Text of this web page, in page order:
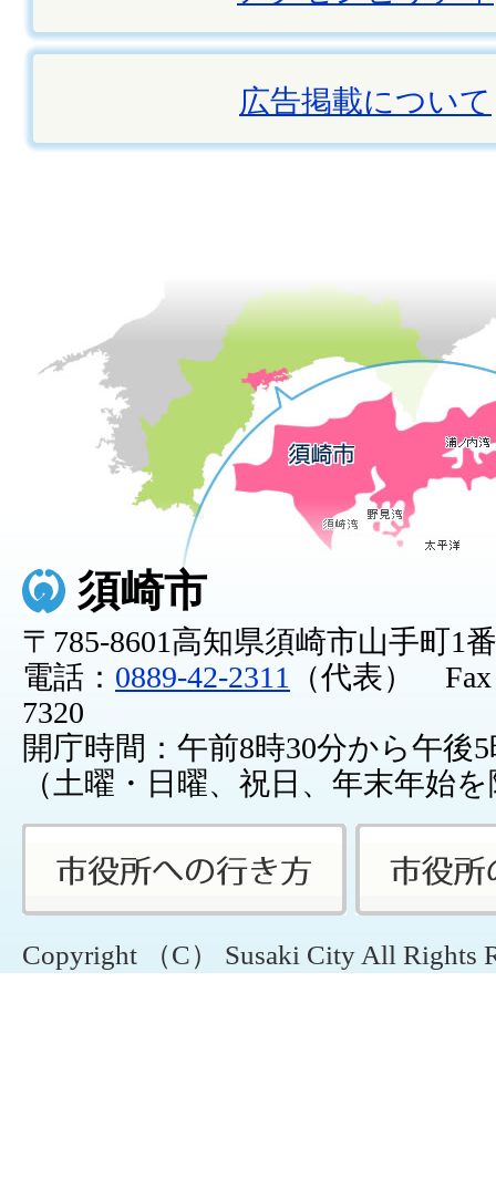
広告掲載について
須崎市
〒785-8601高知県須崎市山手町1
電話： 0889-42-2311
（代表） Fax
7320
開庁時間：午前8時30分から午後
（土曜・日曜、祝日、年末年始
Copyright （C） Susaki City All Rights